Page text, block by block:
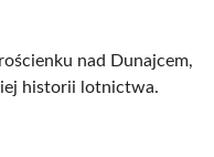
nad Dunajcem,
historii lotnictwa.